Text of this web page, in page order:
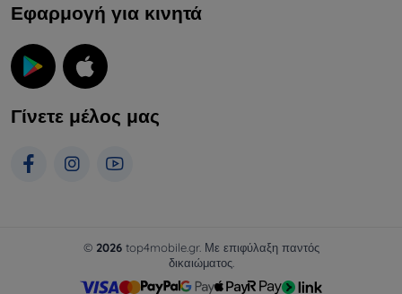
Εφαρμογή για κινητά
Γίνετε μέλος μας
© 2026top4mobile.gr. Με επιφύλαξη παντός
δικαιώματος.